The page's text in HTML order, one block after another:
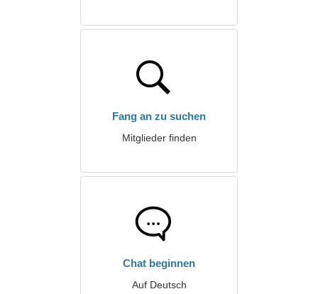
Fang an zu suchen
Mitglieder finden
Chat beginnen
Auf Deutsch